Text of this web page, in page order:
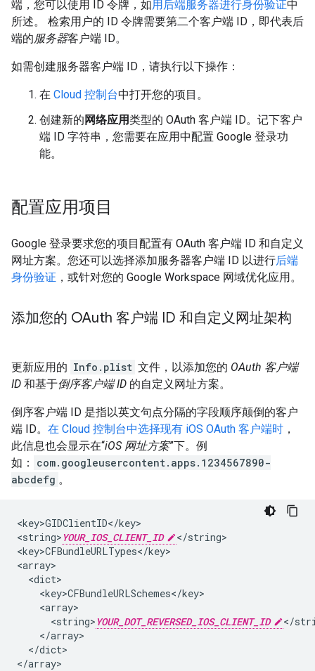
端，您可以使用 ID 令牌，如用后端服务器进行身份验证中
所述。 检索用户的 ID 令牌需要第二个客户端 ID，即代表后
端的服务器客户端 ID。
如需创建服务器客户端 ID，请执行以下操作：
在 Cloud 控制台中打开您的项目。
创建新的 网络应用类型的 OAuth 客户端 ID。记下客户
端 ID 字符串，您需要在应用中配置 Google 登录功
能。
配置应用项目
Google 登录要求您的项目配置有 OAuth 客户端 ID 和自定义
网址方案。您还可以选择添加服务器客户端 ID 以进行后端
身份验证 ，或针对您的 Google Workspace 网域优化应用。
添加您的 OAuth 客户端 ID 和自定义网址架构
更新应用的 Info.plist 文件，以添加您的 OAuth 客户端
ID 和基于倒序客户端 ID 的自定义网址方案。
倒序客户端 ID 是指以英文句点分隔的字段顺序颠倒的客户
端 ID。 在 Cloud 控制台中选择现有 iOS OAuth 客户端时 ，
此信息也会显示在“iOS 网址方案”下。例
如：
com.googleusercontent.apps.1234567890-
abcdefg 。
<key>GIDClientID</key>
<string> YOUR_IOS_CLIENT_ID
</string>
<key>CFBundleURLTypes</key>
<array>
  <dict>
    <key>CFBundleURLSchemes</key>
    <array>
      <string>
YOUR_DOT_REVERSED_IOS_CLIENT_ID
</
    </array>
  </dict>
</array>